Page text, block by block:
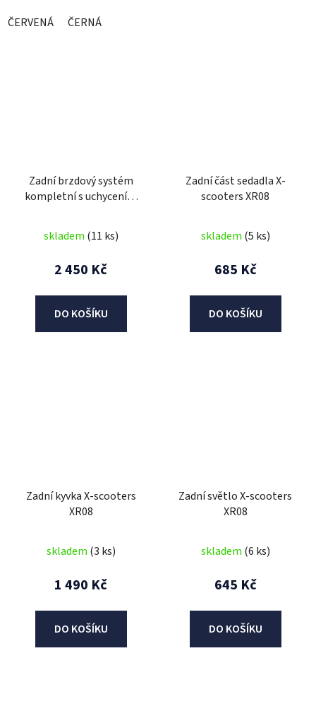
ČERVENÁ ČERNÁ
Zadní brzdový systém
kompletní s uchycením
skladem (11 ks)
2 450 Kč
DO KOŠÍKU
Zadní část sedadla X-
scooters XR08
skladem (5 ks)
685 Kč
DO KOŠÍKU
Zadní kyvka X-scooters
XR08
skladem (3 ks)
1 490 Kč
DO KOŠÍKU
Zadní světlo X-scooters
XR08
skladem (6 ks)
645 Kč
DO KOŠÍKU